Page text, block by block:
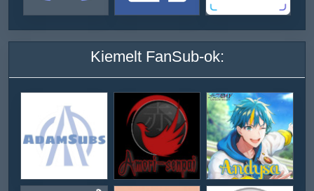
Kiemelt FanSub-ok: